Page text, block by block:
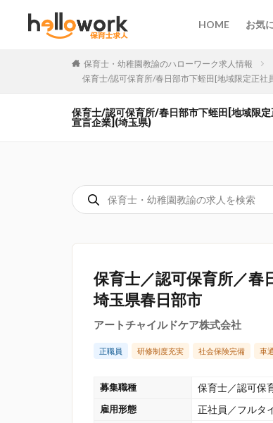
HOME お気
保育士・幼稚園教諭のハローワーク求人情報
保育士/認可保育所/春日部市下蛭田[地域限定正社
保育士/認可保育所/春日部市下蛭田[地域限
宣言企業](埼玉県)
保育士／認可保育所／春
埼玉県春日部市
アートチャイルドケア株式会社
正職員 研修制度充実 社会保険完備 車
募集職種 保育士／認可保
雇用形態 正社員／フルタ